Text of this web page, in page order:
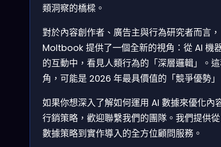
類洞察的橋樑。
對於內容創作者、廣告主與行為研究者而言，
Moltbook 提供了一個全新的視角：從 AI 機
的互動中，看見人類行為的「深層邏輯」。
角，可能是 2026 年最具價值的「競爭優勢
如果你想深入了解如何運用 AI 數據來優化內
行銷策略，歡迎聯繫我們的團隊。我們提供
數據策略到實作導入的全方位顧問服務。